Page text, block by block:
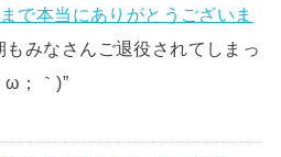
で本当にありがとうございま
もみなさんご退役されてしまっ
ω；｀)”